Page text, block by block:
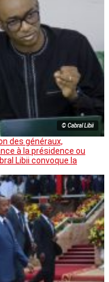
© Cabral Libii
des généraux,
à la présidence ou
Libii convoque la